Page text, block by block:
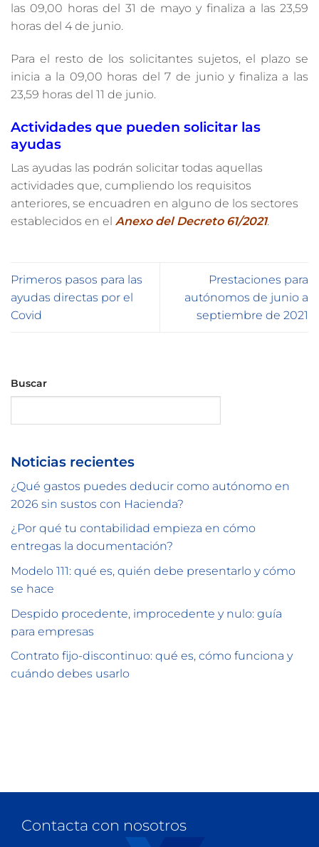
las 09,00 horas del 31 de mayo y finaliza a las 23,59
horas del 4 de junio.
Para el resto de los solicitantes sujetos, el plazo se
inicia a la 09,00 horas del 7 de junio y finaliza a las
23,59 horas del 11 de junio.
Actividades que pueden solicitar las
ayudas
Las ayudas las podrán solicitar todas aquellas
actividades que, cumpliendo los requisitos
anteriores, se encuadren en alguno de los sectores
establecidos en el Anexo del Decreto 61/2021.
Primeros pasos para las
ayudas directas por el
Covid
Prestaciones para
autónomos de junio a
septiembre de 2021
Buscar
Noticias recientes
¿Qué gastos puedes deducir como autónomo en
2026 sin sustos con Hacienda?
¿Por qué tu contabilidad empieza en cómo
entregas la documentación?
Modelo 111: qué es, quién debe presentarlo y cómo
se hace
Despido procedente, improcedente y nulo: guía
para empresas
Contrato fijo-discontinuo: qué es, cómo funciona y
cuándo debes usarlo
Contacta con nosotros